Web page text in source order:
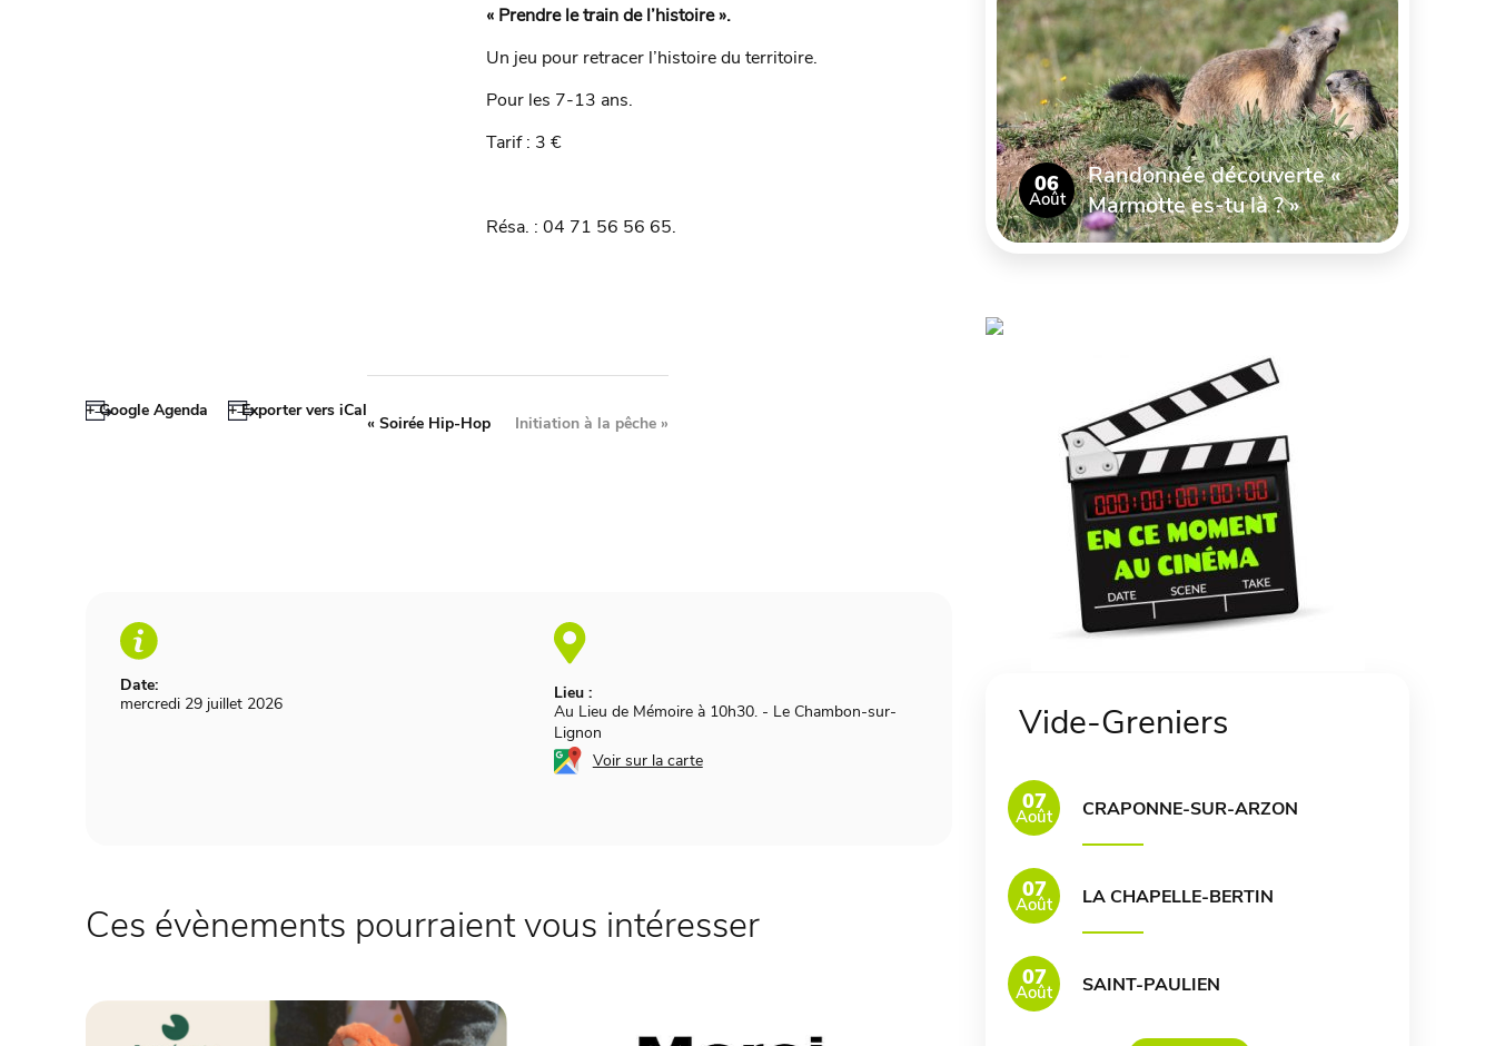
« Prendre le train de l’histoire ».
Un jeu pour retracer l’histoire du territoire.
Pour les 7-13 ans.
Tarif : 3 €
Résa. : 04 71 56 56 65.
+ Google Agenda + Exporter vers iCal
Date:
mercredi 29 juillet 2026
Lieu :
Au Lieu de Mémoire à 10h30. - Le Chambon-sur-
Lignon
Voir sur la carte
«Soirée Hip-Hop Initiation à la pêche »
Ces évènements pourraient vous intéresser
06
Août
Randonnée découverte «
Marmotte es-tu là ? »
Vide-Greniers
07
Août CRAPONNE-SUR-ARZON
07
Août LA CHAPELLE-BERTIN
07
Août SAINT-PAULIEN